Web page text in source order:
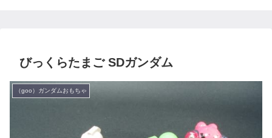
びっくらたまご SDガンダム
（goo）ガンダムおもちゃ